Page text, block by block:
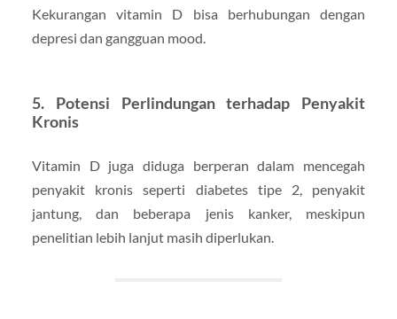
Kekurangan vitamin D bisa berhubungan dengan
depresi dan gangguan mood.
5. Potensi Perlindungan terhadap Penyakit
Kronis
Vitamin D juga diduga berperan dalam mencegah
penyakit kronis seperti diabetes tipe 2, penyakit
jantung, dan beberapa jenis kanker, meskipun
penelitian lebih lanjut masih diperlukan.